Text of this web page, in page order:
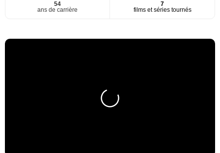
54
ans de carrière
7
films et séries tournés